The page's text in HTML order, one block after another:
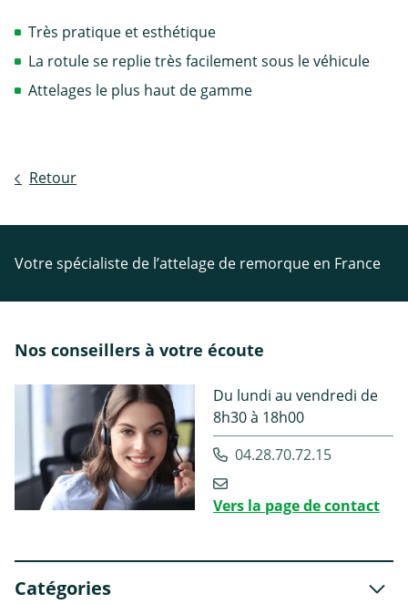
Très pratique et esthétique
La rotule se replie très facilement sous le véhicule
Attelages le plus haut de gamme
Retour
Votre spécialiste de l’attelage de remorque en France
Nos conseillers à votre écoute
Du lundi au vendredi de
8h30 à 18h00
04.28.70.72.15
Vers la page de contact
Catégories